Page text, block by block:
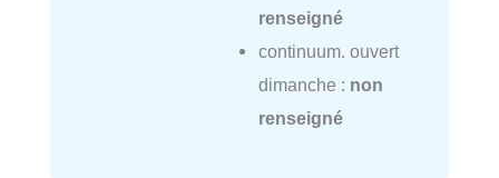
renseigné
continuum. ouvert
dimanche : non
renseigné